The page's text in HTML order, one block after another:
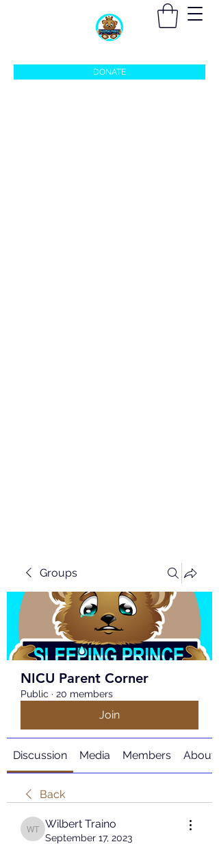
sleepingprincefoundation@gmail.com
DONATE
Groups
NICU Parent Corner
Public · 20 members
Join
Discussion Media Members About
Back
Wilbert Traino
Wilbert Traino
September 17, 2023